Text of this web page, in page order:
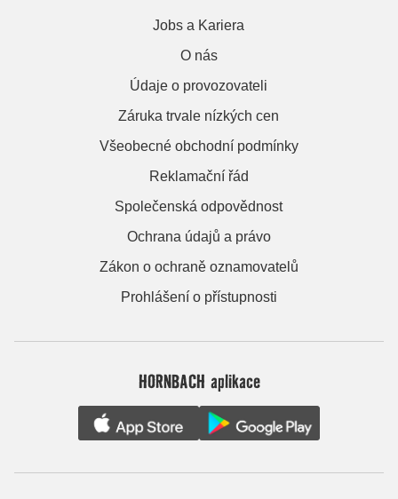
Jobs a Kariera
O nás
Údaje o provozovateli
Záruka trvale nízkých cen
Všeobecné obchodní podmínky
Reklamační řád
Společenská odpovědnost
Ochrana údajů a právo
Zákon o ochraně oznamovatelů
Prohlášení o přístupnosti
HORNBACH aplikace